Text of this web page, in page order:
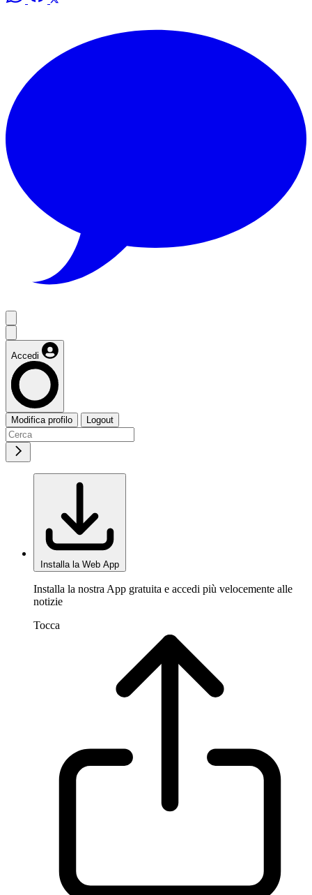
Accedi
Modifica profilo Logout
Installa la Web App
Installa la nostra App gratuita e accedi più velocemente alle
notizie
Tocca